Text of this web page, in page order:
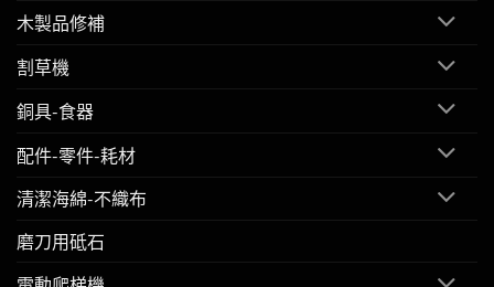
木製品修補
割草機
銅具-食器
配件-零件-耗材
清潔海綿-不織布
磨刀用砥石